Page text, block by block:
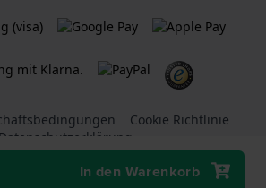
In den Warenkorb
Cookie Richtlinie
Datenschutzerklärung
B.V. Webshop